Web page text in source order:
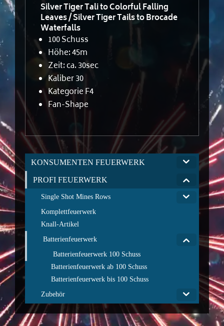
Silver Tiger Tali to Colorful Falling
Leaves / Silver Tiger Tails to Brocade
Waterfalls
100 Schuss
Höhe: 45m
Zeit: ca. 30sec
Kaliber 30
Kategorie F4
Fan-Shape
KONSUMENTEN FEUERWERK
PROFI FEUERWERK
Single Shot Mines Rows
Komplettfeuerwerk
Knall-Artikel
Batterienfeuerwerk
Batterienfeuerwerk 100 Schuss
Batterienfeuerwerk ab 100 Schuss
Batterienfeuerwerk bis 100 Schuss
Zubehör